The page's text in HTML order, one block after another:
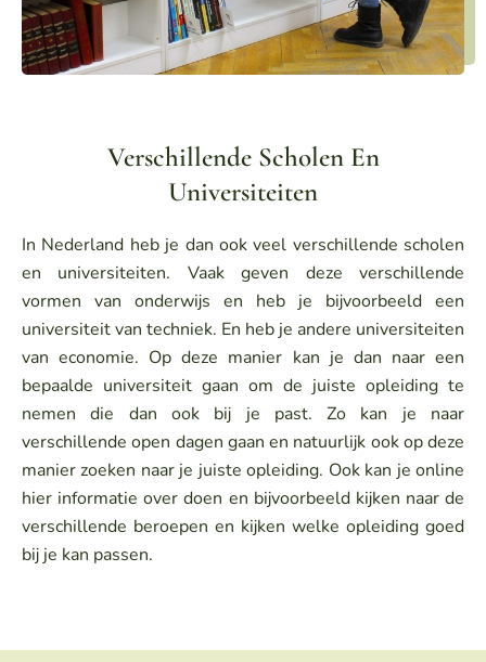
Verschillende Scholen En
Universiteiten
In Nederland heb je dan ook veel verschillende scholen
en universiteiten. Vaak geven deze verschillende
vormen van onderwijs en heb je bijvoorbeeld een
universiteit van techniek. En heb je andere universiteiten
van economie. Op deze manier kan je dan naar een
bepaalde universiteit gaan om de juiste opleiding te
nemen die dan ook bij je past. Zo kan je naar
verschillende open dagen gaan en natuurlijk ook op deze
manier zoeken naar je juiste opleiding. Ook kan je online
hier informatie over doen en bijvoorbeeld kijken naar de
verschillende beroepen en kijken welke opleiding goed
bij je kan passen.